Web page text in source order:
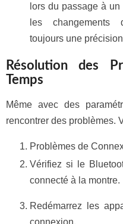
lors du passage à
les changements
toujours une
Résolution des
Temps
Même avec des
rencontrer des problèmes.
Problèmes de
Vérifiez si le
connecté à la montre.
Redémarrez les
connexion.